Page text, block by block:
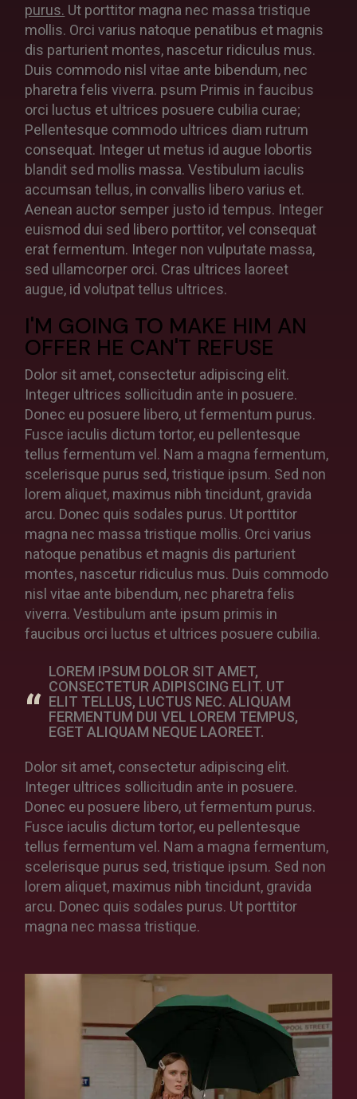
purus. Ut porttitor magna nec massa tristique
mollis. Orci varius natoque penatibus et magnis
dis parturient montes, nascetur ridiculus mus.
Duis commodo nisl vitae ante bibendum, nec
pharetra felis viverra. psum Primis in faucibus
orci luctus et ultrices posuere cubilia curae;
Pellentesque commodo ultrices diam rutrum
consequat. Integer ut metus id augue lobortis
blandit sed mollis massa. Vestibulum iaculis
accumsan tellus, in convallis libero varius et.
Aenean auctor semper justo id tempus. Integer
euismod dui sed libero porttitor, vel consequat
erat fermentum. Integer non vulputate massa,
sed ullamcorper orci. Cras ultrices laoreet
augue, id volutpat tellus ultrices.
I'M GOING TO MAKE HIM AN
OFFER HE CAN'T REFUSE
Dolor sit amet, consectetur adipiscing elit.
Integer ultrices sollicitudin ante in posuere.
Donec eu posuere libero, ut fermentum purus.
Fusce iaculis dictum tortor, eu pellentesque
tellus fermentum vel. Nam a magna fermentum,
scelerisque purus sed, tristique ipsum. Sed non
lorem aliquet, maximus nibh tincidunt, gravida
arcu. Donec quis sodales purus. Ut porttitor
magna nec massa tristique mollis. Orci varius
natoque penatibus et magnis dis parturient
montes, nascetur ridiculus mus. Duis commodo
nisl vitae ante bibendum, nec pharetra felis
viverra. Vestibulum ante ipsum primis in
faucibus orci luctus et ultrices posuere cubilia.
LOREM IPSUM DOLOR SIT AMET,
CONSECTETUR ADIPISCING ELIT. UT
ELIT TELLUS, LUCTUS NEC. ALIQUAM
FERMENTUM DUI VEL LOREM TEMPUS,
EGET ALIQUAM NEQUE LAOREET.
Dolor sit amet, consectetur adipiscing elit.
Integer ultrices sollicitudin ante in posuere.
Donec eu posuere libero, ut fermentum purus.
Fusce iaculis dictum tortor, eu pellentesque
tellus fermentum vel. Nam a magna fermentum,
scelerisque purus sed, tristique ipsum. Sed non
lorem aliquet, maximus nibh tincidunt, gravida
arcu. Donec quis sodales purus. Ut porttitor
magna nec massa tristique.